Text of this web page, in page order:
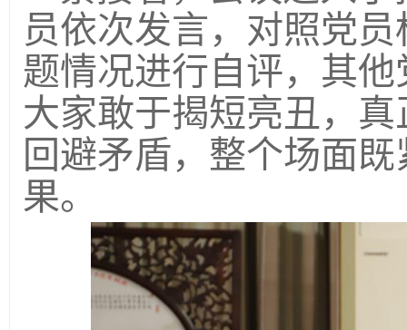
员依次发言，对照党
题情况进行自评，其
大家敢于揭短亮丑，
回避矛盾，整个场面
果。